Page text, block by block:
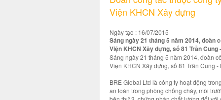
Viện KHCN Xây dựng
Ngày tạo : 16/07/2015
Sáng ngày 21 tháng 5 năm 2014,
Viện KHCN Xây dựng, số 81 Trần Cung
Sáng ngày 21 tháng 5 năm 2014, đoàn
Viện KHCN Xây dựng, số 81 Trần Cung
BRE Global Ltd là công ty hoạt động
an toàn trong phòng chống cháy, môi